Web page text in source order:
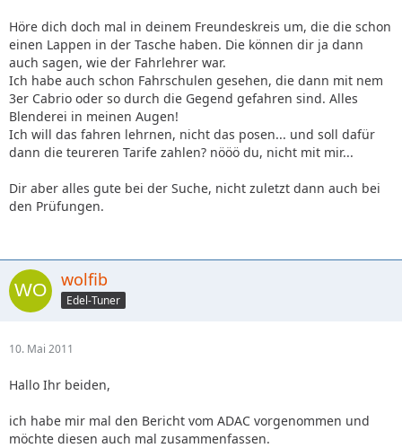
Höre dich doch mal in deinem Freundeskreis um, die die schon
einen Lappen in der Tasche haben. Die können dir ja dann
auch sagen, wie der Fahrlehrer war.
Ich habe auch schon Fahrschulen gesehen, die dann mit nem
3er Cabrio oder so durch die Gegend gefahren sind. Alles
Blenderei in meinen Augen!
Ich will das fahren lehrnen, nicht das posen... und soll dafür
dann die teureren Tarife zahlen? nööö du, nicht mit mir...
Dir aber alles gute bei der Suche, nicht zuletzt dann auch bei
den Prüfungen.
wolfib
Edel-Tuner
10. Mai 2011
Hallo Ihr beiden,
ich habe mir mal den Bericht vom ADAC vorgenommen und
möchte diesen auch mal zusammenfassen.